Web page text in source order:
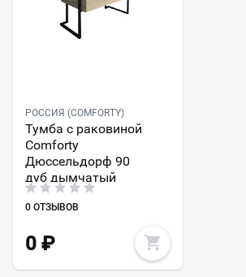
РОССИЯ (COMFORTY)
Тумба с раковиной
Comforty
Дюссельдорф 90
дуб дымчатый
0 ОТЗЫВОВ
0 ₽